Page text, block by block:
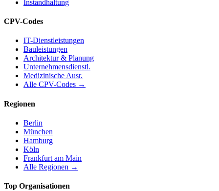
Instandhaltung
CPV-Codes
IT-Dienstleistungen
Bauleistungen
Architektur & Planung
Unternehmensdienstl.
Medizinische Ausr.
Alle CPV-Codes →
Regionen
Berlin
München
Hamburg
Köln
Frankfurt am Main
Alle Regionen →
Top Organisationen